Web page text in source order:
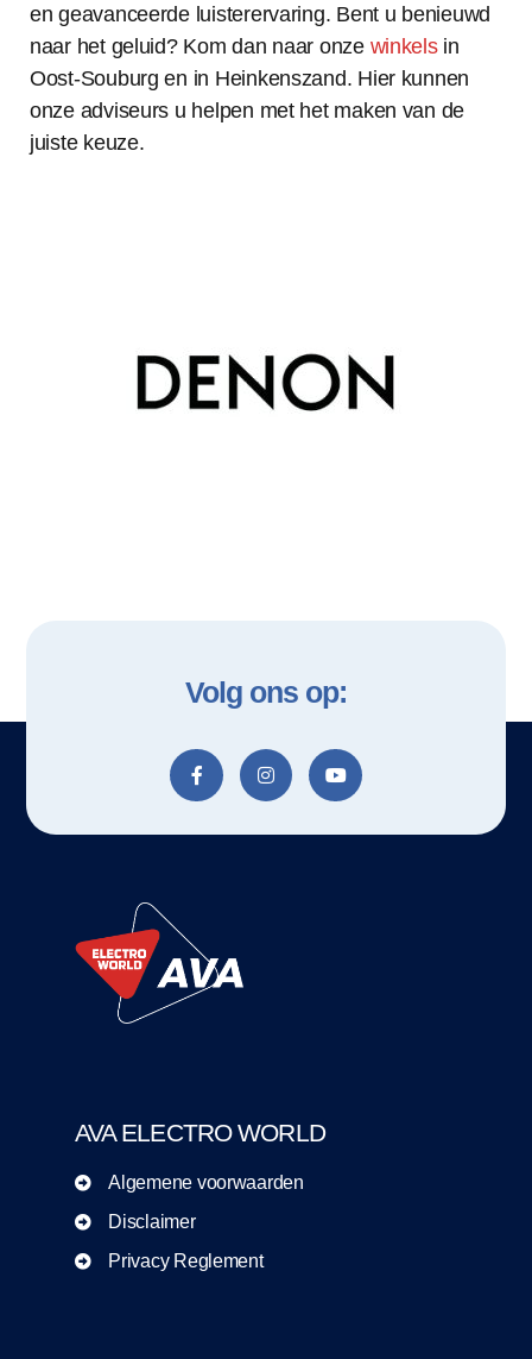
en geavanceerde luisterervaring. Bent u benieuwd
naar het geluid? Kom dan naar onze winkelsin
Oost-Souburg en in Heinkenszand. Hier kunnen
onze adviseurs u helpen met het maken van de
juiste keuze.
Volg ons op:
AVA ELECTRO WORLD
Algemene voorwaarden
Disclaimer
Privacy Reglement